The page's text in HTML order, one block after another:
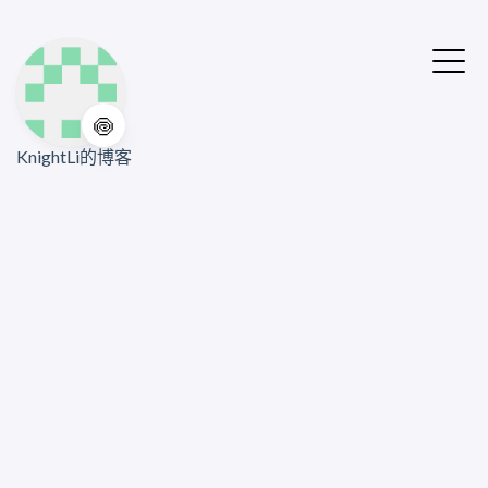
🍥
KnightLi的博客